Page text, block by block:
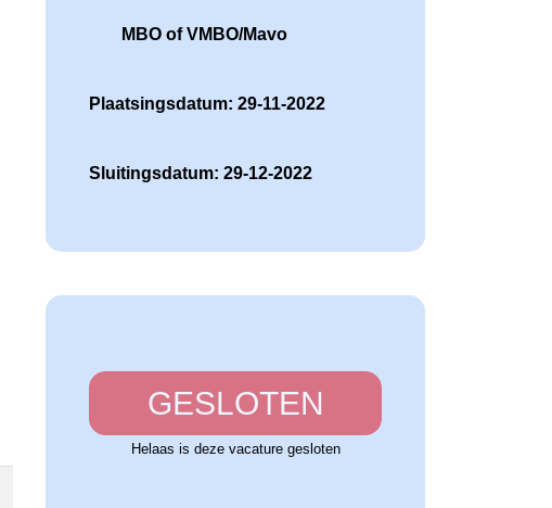
MBO of VMBO/Mavo
Plaatsingsdatum: 29-11-2022
Sluitingsdatum: 29-12-2022
GESLOTEN
Helaas is deze vacature gesloten